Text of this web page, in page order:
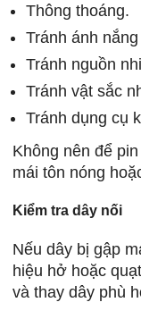
Thông thoáng.
Tránh ánh
Tránh nguồn
Tránh vật sắc
Tránh dụng cụ
Không nên để
mái tôn nóng
Kiểm tra dây nối
Nếu dây bị gập
hiệu hở hoặc
và thay dây phù